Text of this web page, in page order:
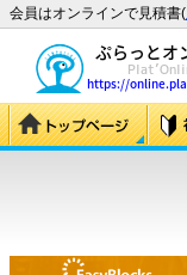
会員はオンラインで見積書(